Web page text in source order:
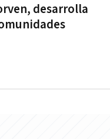
desarrolla